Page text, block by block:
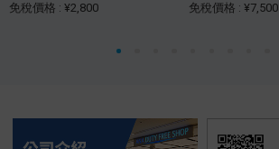
免稅價格 : ¥2,800 免稅價格 : ¥7,500